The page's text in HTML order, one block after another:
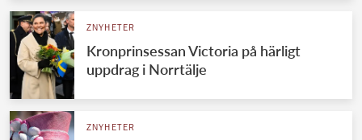
Jordanska kungahuset
Luxemburgska storhertighuset
Japanska kejsarhuset
Thailändska kungahuset
ZNYHETER
Kronprinsessan Victoria på härligt
uppdrag i Norrtälje
ZNYHETER